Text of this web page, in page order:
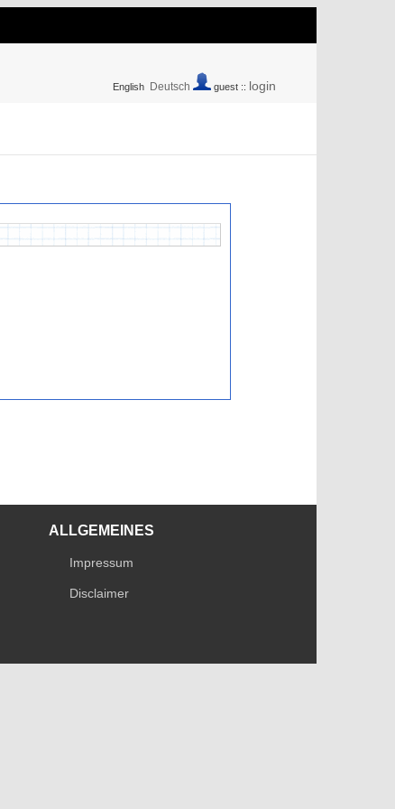
English Deutsch guest :: login
ALLGEMEINES
Impressum
Disclaimer